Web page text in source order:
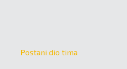
Postani dio tima